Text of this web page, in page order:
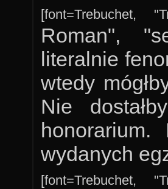
[font=Trebuchet,
Roman",
literalnie
wtedy
Nie
wydanych
[font=Trebuchet,